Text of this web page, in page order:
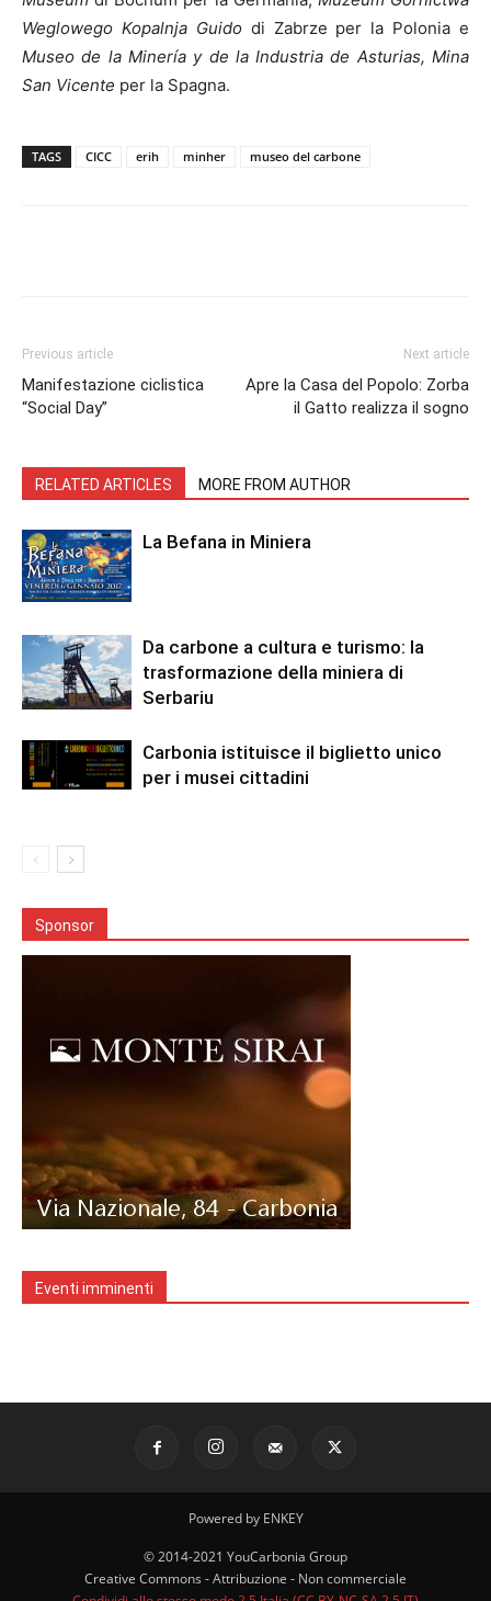
Weglowego Kopalnja Guidodi Zabrze per la Polonia e
Museo de la Minería y de la Industria de Asturias, Mina
San Vicente per la Spagna.
TAGS CICC erih minher museo del carbone
Previous article
Manifestazione ciclistica
“Social Day”
Next article
Apre la Casa del Popolo: Zorba
il Gatto realizza il sogno
RELATED ARTICLES MORE FROM AUTHOR
La Befana in Miniera
Da carbone a cultura e turismo: la
trasformazione della miniera di
Serbariu
Carbonia istituisce il biglietto unico
per i musei cittadini
Sponsor
Eventi imminenti
Powered by ENKEY
© 2014-2021 YouCarbonia Group
Creative Commons - Attribuzione - Non commerciale